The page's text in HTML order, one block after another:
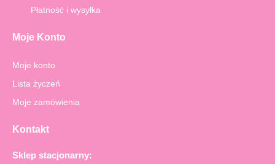
Płatność i wysyłka
Moje Konto
Moje konto
Lista życzeń
Moje zamówienia
Kontakt
Sklep stacjonarny: